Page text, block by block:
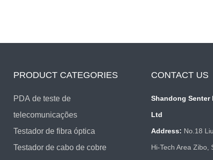
PRODUCT CATEGORIES
PDA de teste de
telecomunicações
Testador de fibra óptica
Testador de cabo de cobre
CONTACT US
Shandong Senter
Ltd
Address: No.18
Hi-Tech Area Zibo,